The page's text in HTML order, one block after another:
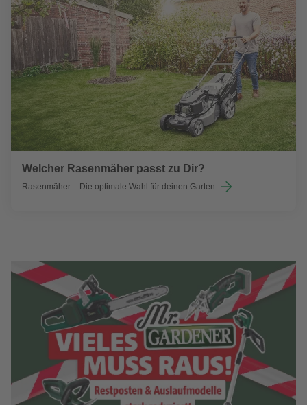
Welcher Rasenmäher passt zu Dir?
Rasenmäher – Die optimale Wahl für deinen Garten